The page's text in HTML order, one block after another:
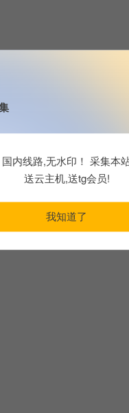
内线路,无水印！ 采集本
送云主机,送tg会员!
我知道了